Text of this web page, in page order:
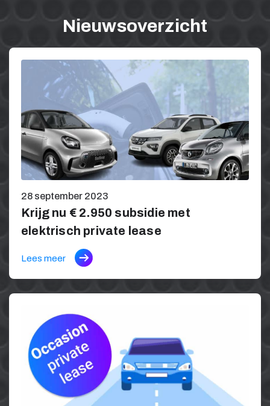
Nieuwsoverzicht
28 september 2023
Krijg nu € 2.950 subsidie met
elektrisch private lease
Lees meer